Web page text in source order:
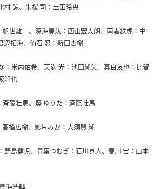
村 諒、朱桜 司：土田玲央
帆世雄一、深海奏汰：西山宏太朗、南雲鉄虎：中
辺拓海、仙石 忍： 新田杏樹
：米内佑希、天満 光：池田純矢、真白友也：比留
知也
藤壮馬、葵 ゆうた：斉藤壮馬
橋広樹、影片みか：大須賀 純
野島健児、青葉つむぎ：石川界人、春川 宙：山本
海浩輔